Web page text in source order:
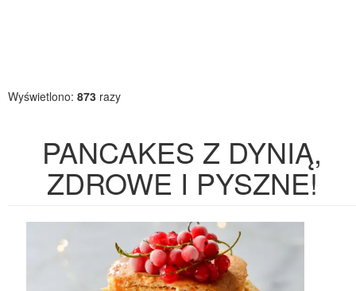
Wyświetlono: 873 razy
PANCAKES Z DYNIĄ,
ZDROWE I PYSZNE!